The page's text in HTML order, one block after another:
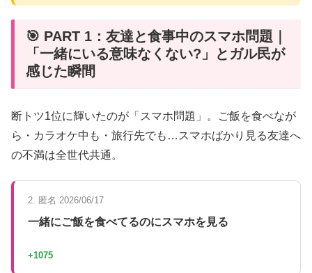
🎯 PART 1：友達と食事中のスマホ問題｜
「一緒にいる意味なくない?」とガル民が
感じた瞬間
断トツ1位に輝いたのが「スマホ問題」。ご飯を食べなが
ら・カラオケ中も・旅行先でも…スマホばかり見る友達へ
の不満は全世代共通。
2. 匿名 2026/06/17
一緒にご飯を食べてるのにスマホを見る
+1075